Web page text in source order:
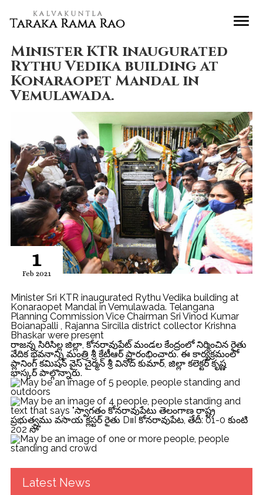
Minister KTR inaugurated
Rythu Vedika building at
Konaraopet Mandal in
Vemulawada.
1
Feb 2021
Minister Sri KTR inaugurated Rythu Vedika building at
Konaraopet Mandal in Vemulawada. Telangana
Planning Commission Vice Chairman Sri Vinod Kumar
Boianapalli , Rajanna Sircilla district collector Krishna
Bhaskar were present
రాజన్న సిరిసిల్ల జిల్లా, కోనరావుపేట్ మండల కేంద్రంలో నిర్మించిన రైతు
వేదిక భవనాన్ని మంత్రి శ్రీ కేటీఆర్ ప్రారంభించారు. ఈ కార్యక్రమంలో
ప్లానింగ్ కమిషన్ వైస్ చైర్మన్ శ్రీ వినోద్ కుమార్, జిల్లా కలెక్టర్ కృష్ణ
భాస్కర్ పాల్గొన్నారు.
Latest News